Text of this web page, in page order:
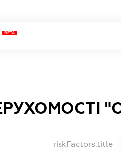
BETA
riskFactors.title